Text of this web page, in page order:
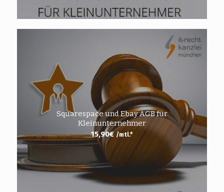
Squarespace und Ebay AGB für
Kleinunternehmer
15,90€ /mtl.*